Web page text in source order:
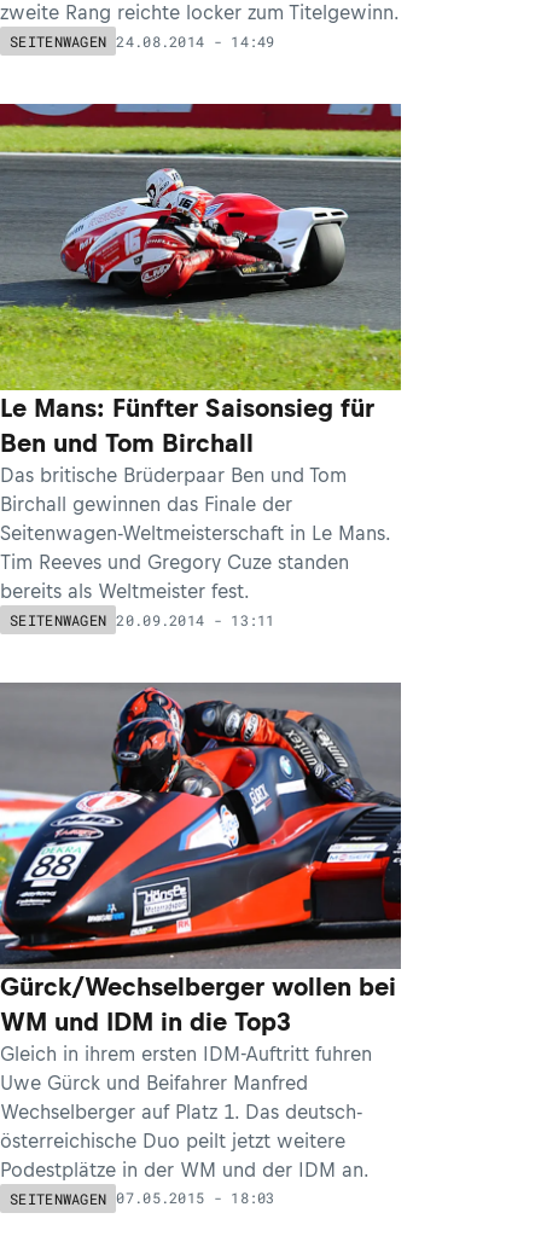
zweite Rang reichte locker zum Titelgewinn.
SEITENWAGEN 24.08.2014 - 14:49
Le Mans: Fünfter Saisonsieg für
Ben und Tom Birchall
Das britische Brüderpaar Ben und Tom
Birchall gewinnen das Finale der
Seitenwagen-Weltmeisterschaft in Le Mans.
Tim Reeves und Gregory Cuze standen
bereits als Weltmeister fest.
SEITENWAGEN 20.09.2014 - 13:11
Gürck/Wechselberger wollen bei
WM und IDM in die Top3
Gleich in ihrem ersten IDM-Auftritt fuhren
Uwe Gürck und Beifahrer Manfred
Wechselberger auf Platz 1. Das deutsch-
österreichische Duo peilt jetzt weitere
Podestplätze in der WM und der IDM an.
SEITENWAGEN 07.05.2015 - 18:03